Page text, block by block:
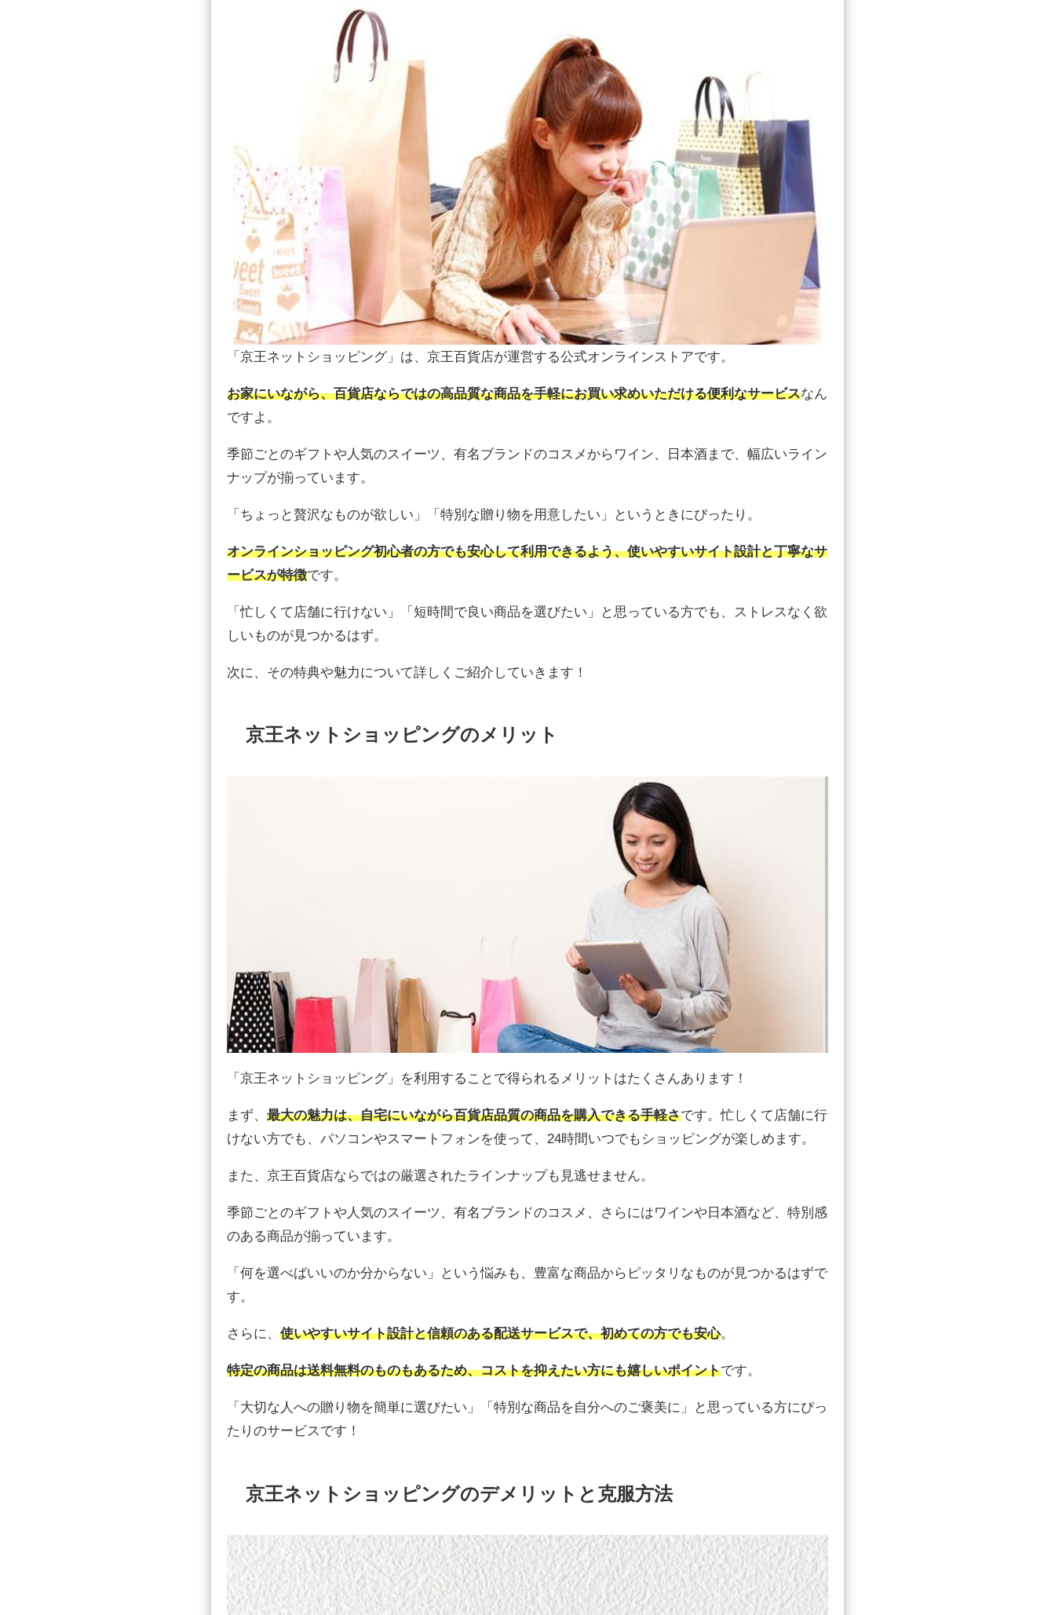
「京王ネットショッピング」は、京王百貨店が運営する公式オンラインストアです。
お家にいながら、百貨店ならではの高品質な商品を手軽にお買い求めいただける便利なサービスなん
ですよ。
季節ごとのギフトや人気のスイーツ、有名ブランドのコスメからワイン、日本酒まで、幅広いライン
ナップが揃っています。
「ちょっと贅沢なものが欲しい」「特別な贈り物を用意したい」というときにぴったり。
オンラインショッピング初心者の方でも安心して利用できるよう、使いやすいサイト設計と丁寧なサ
ービスが特徴です。
「忙しくて店舗に行けない」「短時間で良い商品を選びたい」と思っている方でも、ストレスなく欲
しいものが見つかるはず。
次に、その特典や魅力について詳しくご紹介していきます！
京王ネットショッピングのメリット
「京王ネットショッピング」を利用することで得られるメリットはたくさんあります！
まず、 最大の魅力は、自宅にいながら百貨店品質の商品を購入できる手軽さです。忙しくて店舗に行
けない方でも、パソコンやスマートフォンを使って、24時間いつでもショッピングが楽しめます。
また、京王百貨店ならではの厳選されたラインナップも見逃せません。
季節ごとのギフトや人気のスイーツ、有名ブランドのコスメ、さらにはワインや日本酒など、特別感
のある商品が揃っています。
「何を選べばいいのか分からない」という悩みも、豊富な商品からピッタリなものが見つかるはずで
す。
さらに、 使いやすいサイト設計と信頼のある配送サービスで、初めての方でも安心。
特定の商品は送料無料のものもあるため、コストを抑えたい方にも嬉しいポイントです。
「大切な人への贈り物を簡単に選びたい」「特別な商品を自分へのご褒美に」と思っている方にぴっ
たりのサービスです！
京王ネットショッピングのデメリットと克服方法